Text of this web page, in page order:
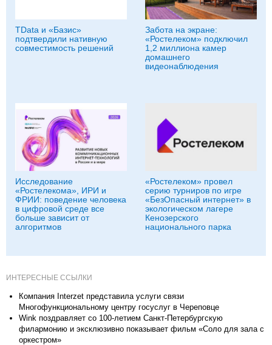
TData и «Базис»
подтвердили нативную
совместимость решений
Забота на экране:
«Ростелеком» подключил
1,2 миллиона камер
домашнего
видеонаблюдения
Исследование
«Ростелекома», ИРИ и
ФРИИ: поведение человека
в цифровой среде все
больше зависит от
алгоритмов
«Ростелеком» провел
серию турниров по игре
«БезОпасный интернет» в
экологическом лагере
Кенозерского
национального парка
ИНТЕРЕСНЫЕ ССЫЛКИ
Компания Interzet представила услуги связи
Многофункциональному центру госуслуг в Череповце
Wink поздравляет со 100-летием Санкт-Петербургскую
филармонию и эксклюзивно показывает фильм «Соло для зала с
оркестром»